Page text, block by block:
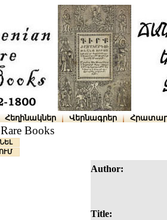
Հեղինակներ Վերնագրեր
Books
Author:
Title: